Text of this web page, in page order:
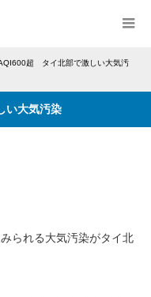
超 タイ北部で激しい大気汚
い大気汚染
られる大気汚染がタイ北